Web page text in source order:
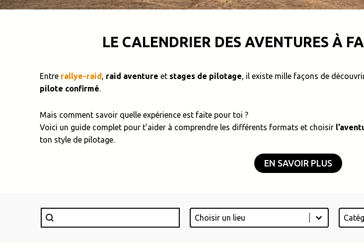
LE CALENDRIER DES AVENTURES À
Entre rallye-raid, raid aventure et stages de pilotage, il existe mille façons de
pilote confirmé.
Mais comment savoir quelle expérience est faite pour toi ?
Voici un guide complet pour t’aider à comprendre les différents formats et choisir
ton style de pilotage.
EN SAVOIR PLUS
Rechercher
Rechercher Lieu
Sélectionnez le contenu
Sélectionnez le contenu